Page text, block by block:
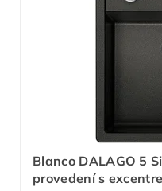
Blanco DALAGO 5
provedení s